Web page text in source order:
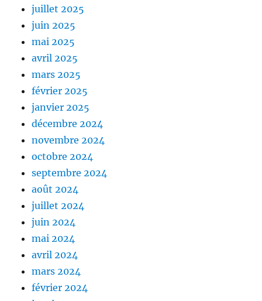
juillet 2025
juin 2025
mai 2025
avril 2025
mars 2025
février 2025
janvier 2025
décembre 2024
novembre 2024
octobre 2024
septembre 2024
août 2024
juillet 2024
juin 2024
mai 2024
avril 2024
mars 2024
février 2024